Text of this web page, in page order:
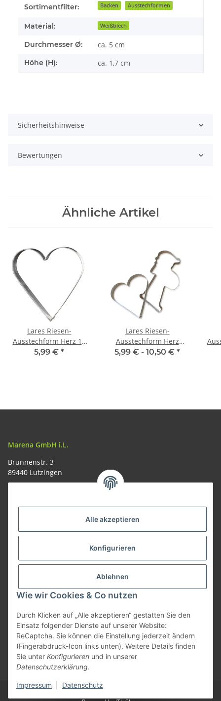
Alle akzeptieren
Konfigurieren
Ablehnen
Wie wir Cookies & Co nutzen
Durch Klicken auf „Alle akzeptieren“ gestatten Sie den
Einsatz folgender Dienste auf unserer Website:
ReCaptcha. Sie können die Einstellung jederzeit ändern
(Fingerabdruck-Icon links unten). Weitere Details finden
Sie unter Konfigurieren und in unserer
Datenschutzerklärung.
Impressum Datenschutz
Produkteigenschaft
Wert
Sortimentfilter: Backen Ausstechformen
Material: Weißblech
Durchmesser Ø: ca. 5 cm
Höhe (H): ca. 1,7 cm
Sicherheitshinweise
Bewertungen
Ähnliche Artikel
Lares Riesen-
Ausstechform Herz 19
cm - Lebkuchenherz
5,99 € *
Lares Riesen-
Ausstechform Herz
Nikolaus -
5,99 € - 10,50 € *
Marena GmbH i.L.
Brunnenstr. 3
89440 Lutzingen
Vertrag widerrufen
* Alle Preise inkl. gesetzlicher USt., zzgl.Versand